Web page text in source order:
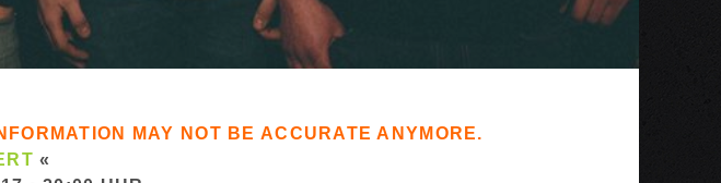
MAY NOT BE ACCURATE ANYMORE.
«